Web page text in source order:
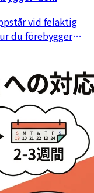
vid felaktig
du förebygger
säkrare än